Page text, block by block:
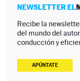
NEWSLETTER EL
Recibe la
del mundo del
conducción y
APÚNTATE